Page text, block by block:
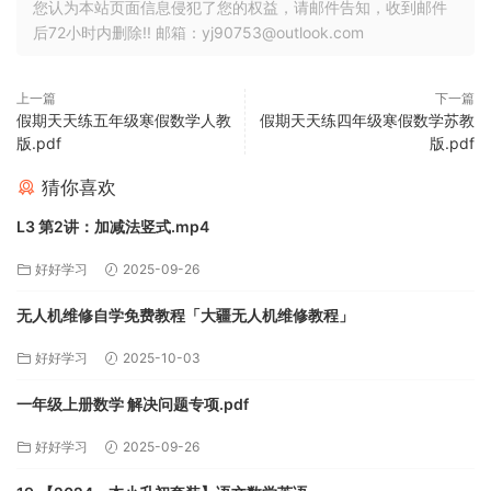
您认为本站页面信息侵犯了您的权益，请邮件告知，收到邮件
后72小时内删除!! 邮箱：yj90753@outlook.com
上一篇
假期天天练五年级寒假数学人教
版.pdf
下一篇
假期天天练四年级寒假数学苏教
版.pdf
猜你喜欢
L3 第2讲：加减法竖式.mp4
好好学习 2025-09-26
无人机维修自学免费教程「大疆无人机维修教程」
好好学习 2025-10-03
一年级上册数学 解决问题专项.pdf
好好学习 2025-09-26